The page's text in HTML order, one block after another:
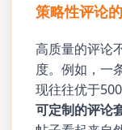
策略性评论
高质量的评论
度。例如，一
现往往优于
可定制的评论